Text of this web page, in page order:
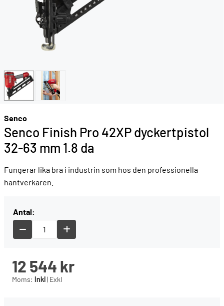
Senco
Senco Finish Pro 42XP dyckertpistol
32-63 mm 1.8 da
Fungerar lika bra i industrin som hos den professionella
hantverkaren.
Antal:
12 544 kr
Moms: Inkl| Exkl